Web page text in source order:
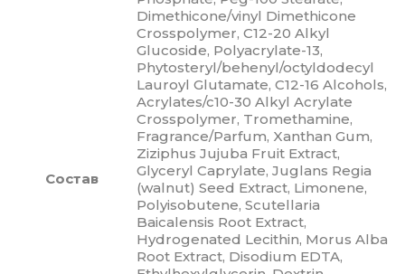
Состав
Dimethicone/vinyl Dimethicone
Crosspolymer, C12-20 Alkyl
Glucoside, Polyacrylate-13,
Phytosteryl/behenyl/octyldodecyl
Lauroyl Glutamate, C12-16 Alcohols,
Acrylates/c10-30 Alkyl Acrylate
Crosspolymer, Tromethamine,
Fragrance/Parfum, Xanthan Gum,
Ziziphus Jujuba Fruit Extract,
Glyceryl Caprylate, Juglans Regia
(walnut) Seed Extract, Limonene,
Polyisobutene, Scutellaria
Baicalensis Root Extract,
Hydrogenated Lecithin, Morus Alba
Root Extract, Disodium EDTA,